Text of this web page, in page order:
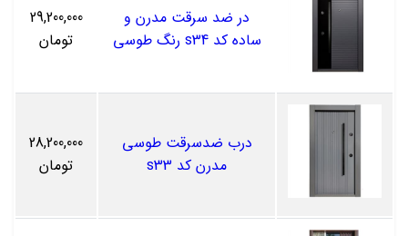
در ضد سرقت مدرن و
ساده کد s34 رنگ طوسی
29,200,000
تومان
درب ضدسرقت طوسی
مدرن کد s33
28,200,000
تومان